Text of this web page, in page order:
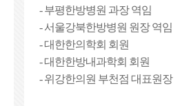
- 부평한방병원 과장 역임
- 서울강북한방병원 원장 역임
- 대한한의학회 회원
- 대한한방내과학회 회원
- 위강한의원 부천점 대표원장